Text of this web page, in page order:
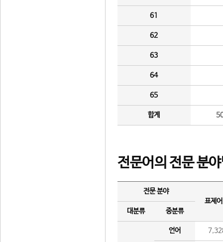
61
62
63
64
65
합계
전문어의 전문 분
전문 분야
표제
대분류
중분류
언어